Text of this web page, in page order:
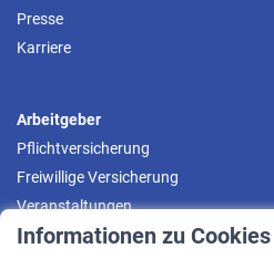
Informationen zu Cookies
Presse
Karriere
Arbeitgeber
Pflichtversicherung
Freiwillige Versicherung
Veranstaltungen